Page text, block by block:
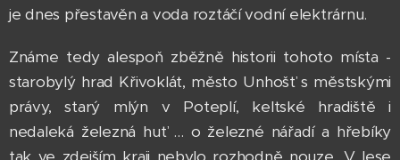
je dnes přestavěn a voda roztáčí vodní elektrárnu.
Známe tedy alespoň zběžně historii tohoto místa -
starobylý hrad Křivoklát, město Unhošť s městskými
právy, starý mlýn v Poteplí, keltské hradiště i
nedaleká železná huť ... o železné nářadí a hřebíky